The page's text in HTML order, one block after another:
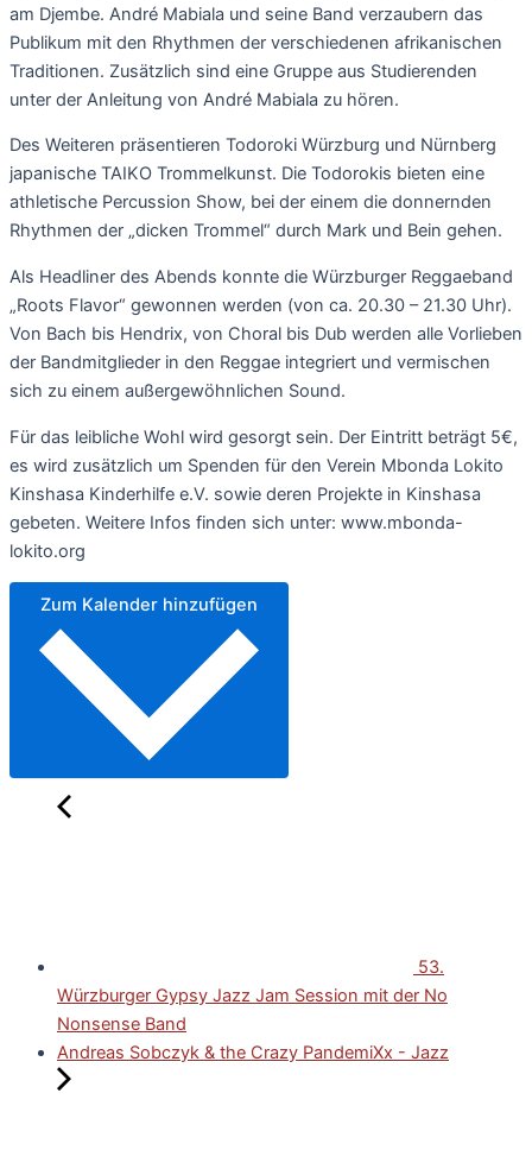
am Djembe. André Mabiala und seine Band verzaubern das
Publikum mit den Rhythmen der verschiedenen afrikanischen
Traditionen. Zusätzlich sind eine Gruppe aus Studierenden
unter der Anleitung von André Mabiala zu hören.
Des Weiteren präsentieren Todoroki Würzburg und Nürnberg
japanische TAIKO Trommelkunst. Die Todorokis bieten eine
athletische Percussion Show, bei der einem die donnernden
Rhythmen der „dicken Trommel“ durch Mark und Bein gehen.
Als Headliner des Abends konnte die Würzburger Reggaeband
„Roots Flavor“ gewonnen werden (von ca. 20.30 – 21.30 Uhr).
Von Bach bis Hendrix, von Choral bis Dub werden alle Vorlieben
der Bandmitglieder in den Reggae integriert und vermischen
sich zu einem außergewöhnlichen Sound.
Für das leibliche Wohl wird gesorgt sein. Der Eintritt beträgt 5€,
es wird zusätzlich um Spenden für den Verein Mbonda Lokito
Kinshasa Kinderhilfe e.V. sowie deren Projekte in Kinshasa
gebeten. Weitere Infos finden sich unter: www.mbonda-
lokito.org
53.
Würzburger Gypsy Jazz Jam Session mit der No
Nonsense Band
Andreas Sobczyk & the Crazy PandemiXx - Jazz